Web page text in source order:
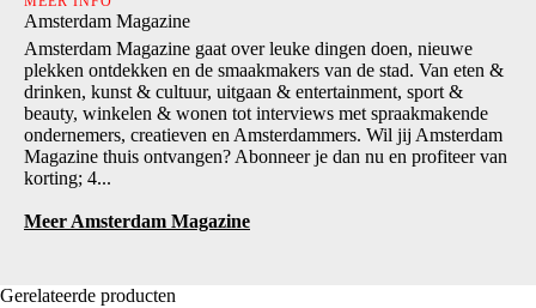
Amsterdam Magazine
Amsterdam Magazine gaat over leuke dingen doen, nieuwe
plekken ontdekken en de smaakmakers van de stad. Van eten &
drinken, kunst & cultuur, uitgaan & entertainment, sport &
beauty, winkelen & wonen tot interviews met spraakmakende
ondernemers, creatieven en Amsterdammers. Wil jij Amsterdam
Magazine thuis ontvangen? Abonneer je dan nu en profiteer van
korting; 4...
Meer Amsterdam Magazine
Gerelateerde producten